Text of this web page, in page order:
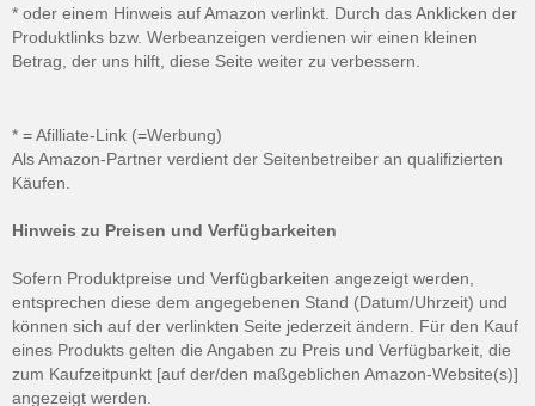
* oder einem Hinweis auf Amazon verlinkt. Durch das Anklicken der
Produktlinks bzw. Werbeanzeigen verdienen wir einen kleinen
Betrag, der uns hilft, diese Seite weiter zu verbessern.
* = Afilliate-Link (=Werbung)
Als Amazon-Partner verdient der Seitenbetreiber an qualifizierten
Käufen.
Hinweis zu Preisen und Verfügbarkeiten
Sofern Produktpreise und Verfügbarkeiten angezeigt werden,
entsprechen diese dem angegebenen Stand (Datum/Uhrzeit) und
können sich auf der verlinkten Seite jederzeit ändern. Für den Kauf
eines Produkts gelten die Angaben zu Preis und Verfügbarkeit, die
zum Kaufzeitpunkt [auf der/den maßgeblichen Amazon-Website(s)]
angezeigt werden.